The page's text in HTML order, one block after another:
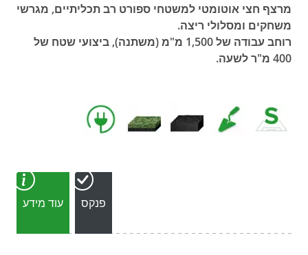
מרצף חצי אוטומטי למשטחי ספורט רב תכליתיים, מגרשי
משחקים ומסלולי ריצה.
רוחב עבודה של 1,500 מ"מ (משתנה), ביצועי שטח של
400 מ"ר לשעה.
פנקס עוד מידע